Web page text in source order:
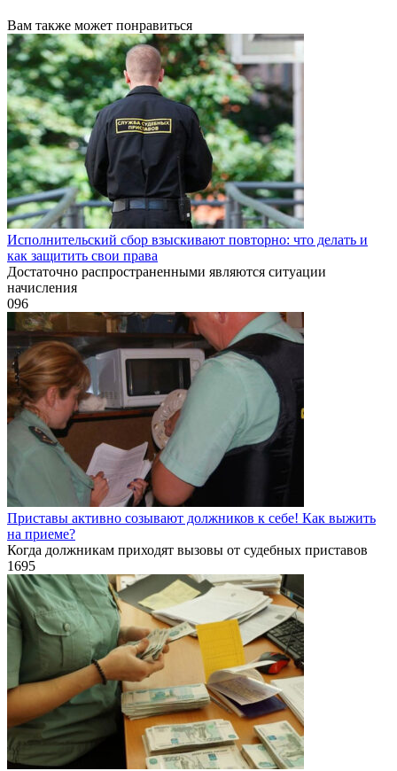
Вам также может понравиться
Исполнительский сбор взыскивают повторно: что делать и
как защитить свои права
Достаточно распространенными являются ситуации
начисления
096
Приставы активно созывают должников к себе! Как выжить
на приеме?
Когда должникам приходят вызовы от судебных приставов
1695